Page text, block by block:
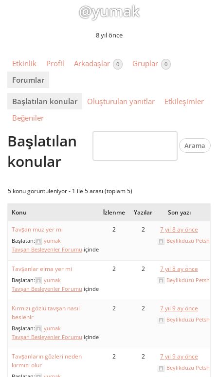
@yumak
8 yıl önce
Etkinlik Profil Arkadaşlar 0 Gruplar 0
Forumlar
Başlatılan konular Oluşturulan yanıtlar
Etkileşimler
Beğeniler
Başlatılan
konular
5 konu görüntüleniyor - 1 ile 5 arası (toplam 5)
Konu İzlenme Yazılar Son yazı
Tavşan muz yer mi
Başlatan:
yumak
Tavşan Besleyenler Forumu içinde
2 2 7 yıl 8 ay önce
Beylikdüzü Petshop
Tavşanlar elma yer mi
Başlatan:
yumak
Tavşan Besleyenler Forumu içinde
2 2 7 yıl 8 ay önce
Beylikdüzü Petshop
Kırmızı gözlü tavşan nasıl
beslenir
Başlatan:
yumak
Tavşan Besleyenler Forumu içinde
2 2 7 yıl 9 ay önce
Beylikdüzü Petshop
Tavşanların gözleri neden
kırmızı olur
2 2 7 yıl 9 ay önce
Beylikdüzü Petshop